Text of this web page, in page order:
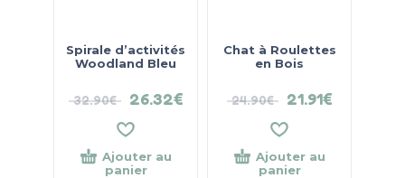
Spirale d’activités
Woodland Bleu
32.90€ 26.32€
Ajouter au
panier
Chat à Roulettes
en Bois
24.90€ 21.91€
Ajouter au
panier